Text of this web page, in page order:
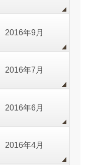
2016年9月
2016年7月
2016年6月
2016年4月